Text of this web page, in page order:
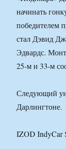
начинать
победителем
стал Дэвид
Эдвардс.
25-м и 33-м
Следующий
Дарлингтоне.
IZOD IndyCar